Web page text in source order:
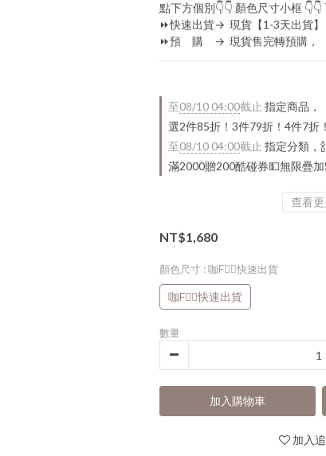
點下方個別👇👇 顏色尺寸小框
⏩快速出貨→  現貨【1-3天出貨】
⏩預　購　→  現貨售完轉預購，
至08/10 04:00截止 指定商品，
選2件85折！3件79折！4件7折！
至08/10 04:00截止 指定分類，
滿2000贈200酷碰券💵無限疊加
查看更
NT$1,680
顏色尺寸 : 咖F👈🏻快速出貨
咖F👈🏻快速出貨
數量
加入購物車
加入